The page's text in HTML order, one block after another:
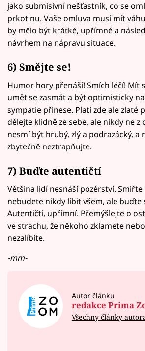
jako submisivní nešťastník, co se
prkotinu. Vaše omluva musí mít
by mělo být krátké, upřímné a
návrhem na nápravu situace.
6) Smějte se!
Humor hory přenáší! Smích léčí! Mít
umět se zasmát a být optimisticky
sympatie přinese. Platí zde ale zlaté
dělejte klidně ze sebe, ale nikdy ne
nesmí být hrubý, zlý a podrazácký, a
zbytečně neztrapňujte.
7) Buďte autentičtí
Většina lidí nesnáší pozérství. Smiřte
nebudete nikdy líbit všem, ale buďte
Autentičtí, upřímní. Přemýšlejte o
ve strachu, že někoho zklamete
nezalíbíte.
-mm-
Autor článku
redakce Prima
Všechny články